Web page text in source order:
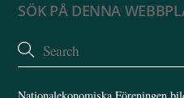
SÖK PÅ DENNA
Nationalekonomiska Föreningen